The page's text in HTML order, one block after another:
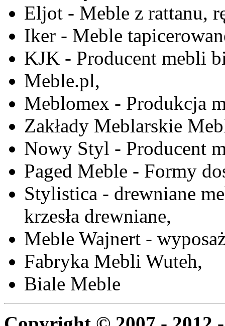
Eljot - Meble z rattanu,
Iker - Meble
KJK - Producent mebli
Meble.pl,
Meblomex - Produkcja
Zakłady Meblarskie
Nowy Styl - Producent
Paged Meble - Formy
Stylistica - drewniane
krzesła drewniane,
Meble Wajnert -
Fabryka Mebli Wuteh,
Biale Meble